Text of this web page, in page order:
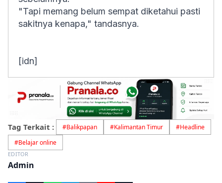
"Tapi memang belum sempat diketahui pasti
sakitnya kenapa," tandasnya.
[idn]
Tag Terkait : #Balikpapan #Kalimantan Timur #Headline
#Belajar online
EDITOR
Admin